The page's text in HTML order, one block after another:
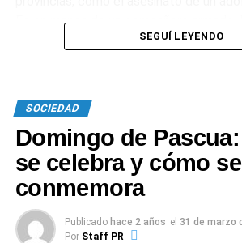
Fe en manos de un compañero armado.
intensificaron el debate sobre los
acoso escolar.
SEGUÍ LEYENDO
SOCIEDAD
Domingo de
se celebra y cómo se
conmemora
Publicado hace 2 años el 31 de marzo
Por Staff PR